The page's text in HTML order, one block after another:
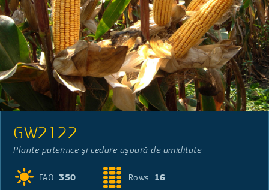
GW2122
Plante puternice şi cedare uşoară de umiditate
FAO: 350 Rows: 16